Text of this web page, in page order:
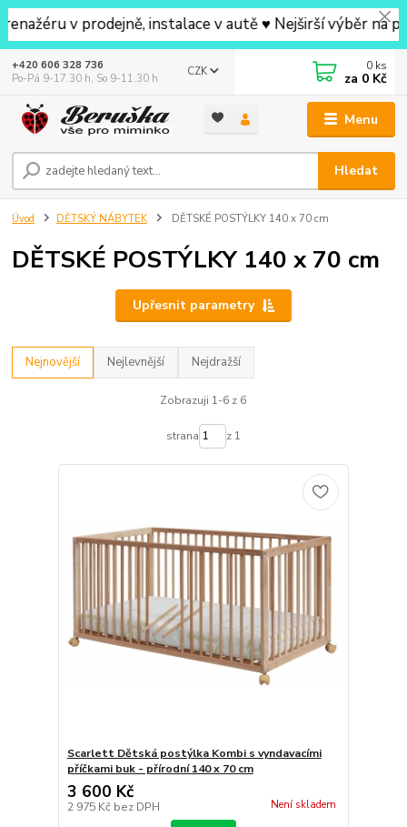
v prodejně, instalace v autě ♥ Nejširší výběr na
Menu
CZK
Hledat
+420 606 328 736
Po-Pá 9-17.30 h, So 9-11.30 h
0 ks
za 0 Kč
Úvod DĚTSKÝ NÁBYTEK DĚTSKÉ POSTÝLKY 140 x 70 cm
DĚTSKÉ POSTÝLKY 140 x 70 cm
Upřesnit parametry
Nejnovější Nejlevnější Nejdražší
Zobrazuji 1-6 z 6
strana z 1
Scarlett Dětská postýlka Kombi s vyndavacími
příčkami buk - přírodní 140 x 70 cm
3 600 Kč
2 975 Kč bez DPH Není skladem